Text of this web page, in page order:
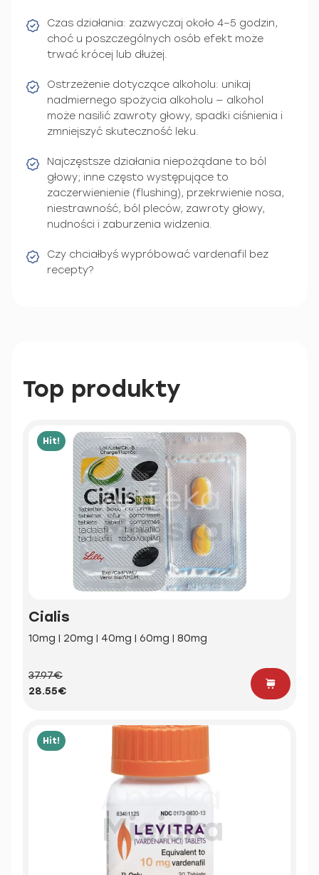
Czas działania: zazwyczaj około 4–5 godzin,
choć u poszczególnych osób efekt może
trwać krócej lub dłużej.
Ostrzeżenie dotyczące alkoholu: unikaj
nadmiernego spożycia alkoholu — alkohol
może nasilić zawroty głowy, spadki ciśnienia i
zmniejszyć skuteczność leku.
Najczęstsze działania niepożądane to ból
głowy; inne często występujące to
zaczerwienienie (flushing), przekrwienie nosa,
niestrawność, ból pleców, zawroty głowy,
nudności i zaburzenia widzenia.
Czy chciałbyś wypróbować vardenafil bez
recepty?
Top produkty
Hit!
Cialis
10mg | 20mg | 40mg | 60mg | 80mg
37.97€
28.55€
Hit!